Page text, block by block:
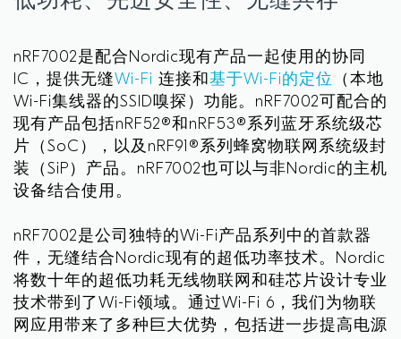
nRF7002是配合Nordic现有产品一起使用的协同
IC，提供无缝Wi-Fi 连接和基于Wi-Fi的定位 （本地
Wi-Fi集线器的SSID嗅探）功能。nRF7002可配合的
现有产品包括nRF52®和nRF53®系列蓝牙系统级芯
片（SoC），以及nRF91®系列蜂窝物联网系统级封
装（SiP）产品。nRF7002也可以与非Nordic的主机
设备结合使用。
nRF7002是公司独特的Wi-Fi产品系列中的首款器
件，无缝结合Nordic现有的超低功率技术。Nordic
将数十年的超低功耗无线物联网和硅芯片设计专业
技术带到了Wi-Fi领域。通过Wi-Fi 6，我们为物联
网应用带来了多种巨大优势，包括进一步提高电源